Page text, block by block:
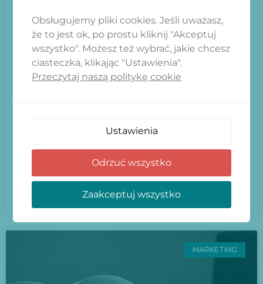
Cześć! Dziś przygotowaliśmy dla Was
kolejny artykuł z zakresu marketingu.
Skoncentrujemy się na kluczowych
zagadnieniach takie jak CPM, CTA, ROI,
MARKETING
Obsługujemy pliki cookies. Jeśli uważasz,
że to jest ok, po prostu kliknij "Akceptuj
wszystko". Możesz też wybrać, jakie chcesz
ciasteczka, klikając "Ustawienia".
Przeczytaj naszą politykę cookie
Ustawienia
Odrzuć wszystko
Zaakceptuj wszystko